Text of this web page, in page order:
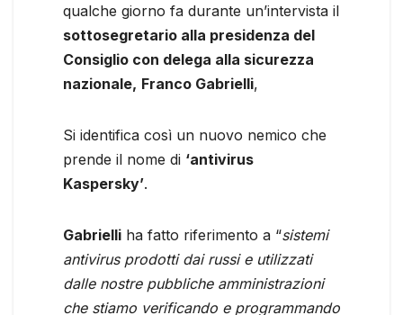
qualche giorno fa durante un’intervista il
sottosegretario alla presidenza del
Consiglio con delega alla sicurezza
nazionale, Franco Gabrielli,
Si identifica così un nuovo nemico che
prende il nome di ‘antivirus
Kaspersky’.
Gabrielli ha fatto riferimento a “sistemi
antivirus prodotti dai russi e utilizzati
dalle nostre pubbliche amministrazioni
che stiamo verificando e programmando